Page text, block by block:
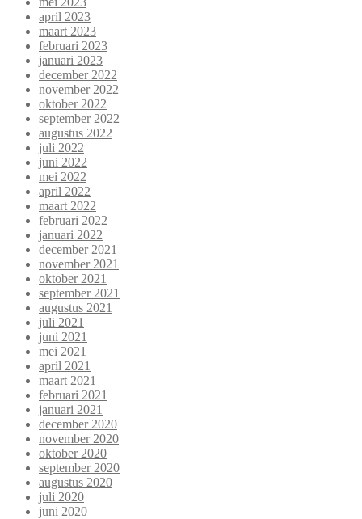
april 2023
maart 2023
februari 2023
januari 2023
december 2022
november 2022
oktober 2022
september 2022
augustus 2022
juli 2022
juni 2022
mei 2022
april 2022
maart 2022
februari 2022
januari 2022
december 2021
november 2021
oktober 2021
september 2021
augustus 2021
juli 2021
juni 2021
mei 2021
april 2021
maart 2021
februari 2021
januari 2021
december 2020
november 2020
oktober 2020
september 2020
augustus 2020
juli 2020
juni 2020